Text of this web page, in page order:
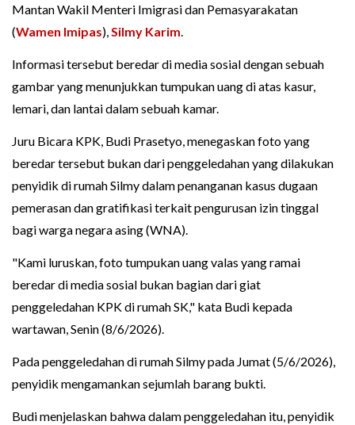
Mantan Wakil Menteri Imigrasi dan Pemasyarakatan
(Wamen Imipas),Silmy Karim.
Informasi tersebut beredar di media sosial dengan sebuah
gambar yang menunjukkan tumpukan uang di atas kasur,
lemari, dan lantai dalam sebuah kamar.
Juru Bicara KPK, Budi Prasetyo, menegaskan foto yang
beredar tersebut bukan dari penggeledahan yang dilakukan
penyidik di rumah Silmy dalam penanganan kasus dugaan
pemerasan dan gratifikasi terkait pengurusan izin tinggal
bagi warga negara asing (WNA).
"Kami luruskan, foto tumpukan uang valas yang ramai
beredar di media sosial bukan bagian dari giat
penggeledahan KPK di rumah SK," kata Budi kepada
wartawan, Senin (8/6/2026).
Pada penggeledahan di rumah Silmy pada Jumat (5/6/2026),
penyidik mengamankan sejumlah barang bukti.
Budi menjelaskan bahwa dalam penggeledahan itu, penyidik